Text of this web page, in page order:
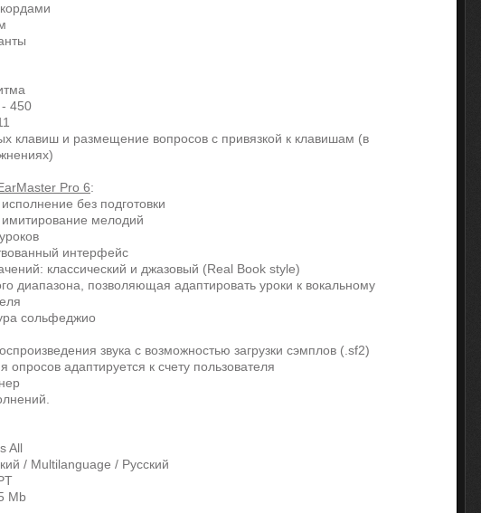
- 450
клавиш и размещение вопросов с привязкой к клавишам (в
Pro 6:
без подготовки
мелодий
интерфейс
классический и джазовый (Real Book style)
диапазона, позволяющая адаптировать уроки к вокальному
сольфеджио
звука с возможностью загрузки сэмплов (.sf2)
опросов адаптируется к счету пользователя
All
/ Multilanguage / Русский
Mb